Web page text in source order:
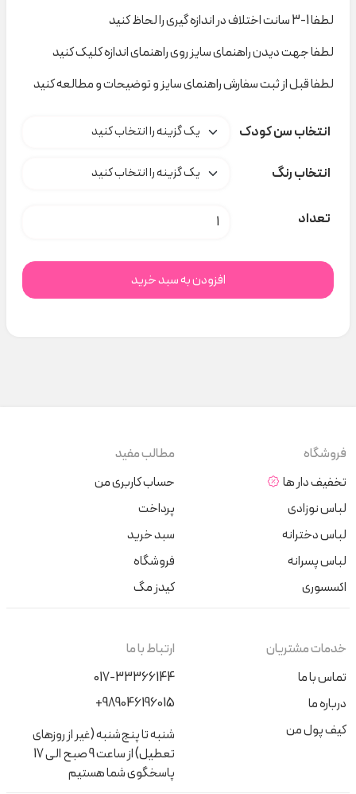
لطفا 1-3 سانت اختلاف در اندازه گیری را لحاظ کنید
لطفا جهت دیدن راهنمای سایز روی راهنمای اندازه کلیک کنید
لطفا قبل از ثبت سفارش راهنمای سایز و توضیحات و مطالعه کنید
انتخاب سن کودک
انتخاب رنگ
تعداد بادی آستین کوتاه lindex کد s000637 عدد
افزودن به سبد خرید
فروشگاه
تخفیف دار ها
لباس نوزادی
لباس دخترانه
لباس پسرانه
اکسسوری
مطالب مفید
حساب کاربری من
پرداخت
سبد خرید
فروشگاه
کیدز مگ
خدمات مشتریان
تماس با ما
درباره ما
کیف پول من
ارتباط با ما
017-33366144
+989046196015
شنبه تا پنج‌شنبه (غیر از روزهای
تعطیل) از ساعت 9 صبح الی 17
پاسخگوی شما هستیم